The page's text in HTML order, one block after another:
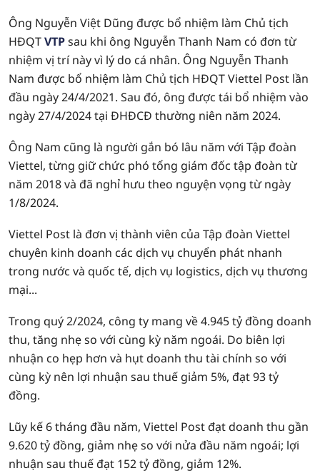
Ông Nguyễn Việt Dũng được bổ nhiệm làm Chủ tịch
HĐQTVTPsau khi ông Nguyễn Thanh Nam có đơn từ
nhiệm vị trí này vì lý do cá nhân. Ông Nguyễn Thanh
Nam được bổ nhiệm làm Chủ tịch HĐQT Viettel Post lần
đầu ngày 24/4/2021. Sau đó, ông được tái bổ nhiệm vào
ngày 27/4/2024 tại ĐHĐCĐ thường niên năm 2024.
Ông Nam cũng là người gắn bó lâu năm với Tập đoàn
Viettel, từng giữ chức phó tổng giám đốc tập đoàn từ
năm 2018 và đã nghỉ hưu theo nguyện vọng từ ngày
1/8/2024.
Viettel Post là đơn vị thành viên của Tập đoàn Viettel
chuyên kinh doanh các dịch vụ chuyển phát nhanh
trong nước và quốc tế, dịch vụ logistics, dịch vụ thương
mại...
Trong quý 2/2024, công ty mang về 4.945 tỷ đồng doanh
thu, tăng nhẹ so với cùng kỳ năm ngoái. Do biên lợi
nhuận co hẹp hơn và hụt doanh thu tài chính so với
cùng kỳ nên lợi nhuận sau thuế giảm 5%, đạt 93 tỷ
đồng.
Lũy kế 6 tháng đầu năm, Viettel Post đạt doanh thu gần
9.620 tỷ đồng, giảm nhẹ so với nửa đầu năm ngoái; lợi
nhuận sau thuế đạt 152 tỷ đồng, giảm 12%.